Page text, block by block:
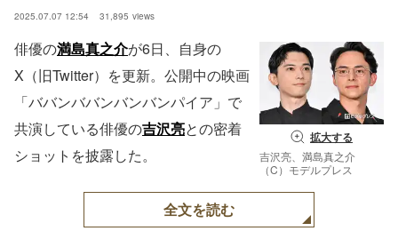
2025.07.07 12:54 31,895 views
拡大する
吉沢亮、満島真之介
（C）モデルプレス
俳優の満島真之介が6日、自身の
X（旧Twitter）を更新。公開中の映画
「ババンババンバンバンパイア」で
共演している俳優の吉沢亮との密着
ショットを披露した。
全文を読む